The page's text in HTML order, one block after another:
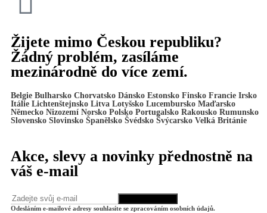
Žijete mimo Českou republiku?
Žádný problém, zasíláme
mezinárodně do více zemí.
Belgie Bulharsko Chorvatsko Dánsko Estonsko Finsko Francie Irsko
Itálie Lichtenštejnsko Litva Lotyšsko Lucembursko Maďarsko
Německo Nizozemí Norsko Polsko Portugalsko Rakousko Rumunsko
Slovensko Slovinsko Španělsko Švédsko Švýcarsko Velká Británie
Akce, slevy a novinky přednostně na
váš e-mail
Odesláním e-mailové adresy souhlasíte se zpracováním osobních údajů.